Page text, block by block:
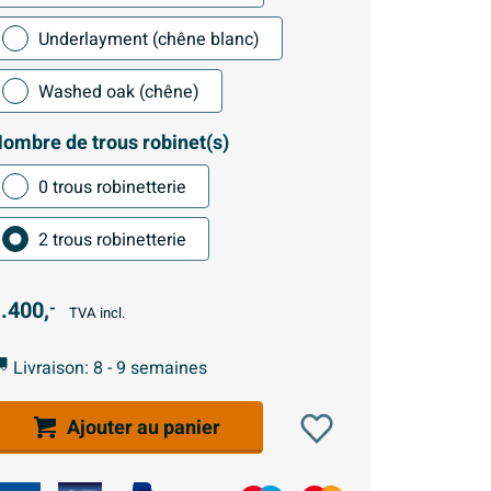
Underlayment (chêne blanc)
Washed oak (chêne)
de trous robinet(s)
0 trous robinetterie
2 trous robinetterie
- TVA incl.
Livraison: 8 - 9 semaines
Ajouter au panier